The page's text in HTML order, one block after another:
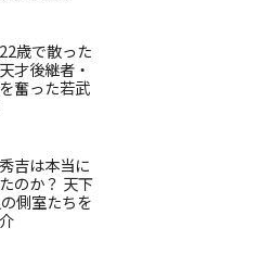
歳で散った
才後継者・
奮った若武
吉は本当に
のか？ 天下
側室たちを